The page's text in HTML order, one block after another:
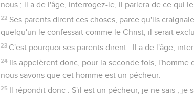
nous ; il a de l'âge, interrogez-le, il parlera de ce qui
22 Ses parents dirent ces choses, parce qu'ils
quelqu'un le confessait comme le Christ, il serait
23 C'est pourquoi ses parents dirent : Il a de l'âge,
24 Ils appelèrent donc, pour la seconde fois,
nous savons que cet homme est un pécheur.
25 Il répondit donc : S'il est un pécheur, je ne sais ; je